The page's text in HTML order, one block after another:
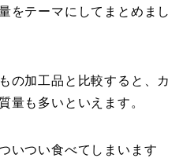
をテーマにしてまとめまし
の加工品と比較すると、カ
量も多いといえます。
いつい食べてしまいます